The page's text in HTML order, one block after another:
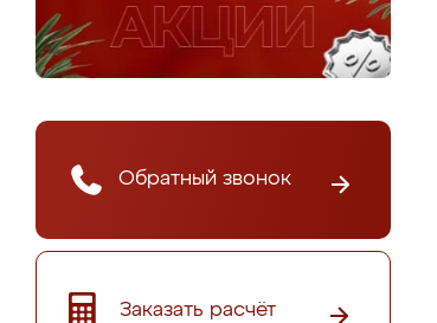
Обратный звонок
Заказать расчёт